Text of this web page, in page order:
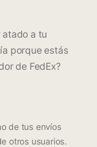
atado a tu
porque estás
de FedEx?
de tus envíos
otros usuarios.